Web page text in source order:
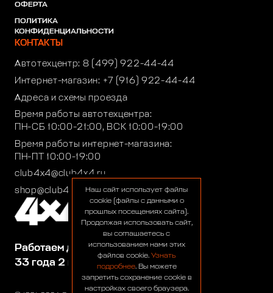
Работаем для вас:
33 года 2 месяца 24 дня
ОФЕРТА
ПОЛИТИКА
КОНФИДЕНЦИАЛЬНОСТИ
КОНТАКТЫ
Автотехцентр: 8 (499) 922-44-44
Интернет-магазин: +7 (916) 922-44-44
Адреса и схемы проезда
Время работы автотехцентра:
ПН-СБ 10:00-21:00, ВСК 10:00-19:00
Время работы интернет-магазина:
ПН-ПТ 10:00-19:00
club4x4@club4x4.ru
shop@club4x4.ruНаш сайт использует файлы
cookie (файлы с данными о
прошлых посещениях сайта).
Продолжая использовать сайт,
вы соглашаетесь с
использованием нами этих
файлов cookie. Узнать
подробнее. Вы можете
запретить сохранение cookie в
настройках своего браузера.